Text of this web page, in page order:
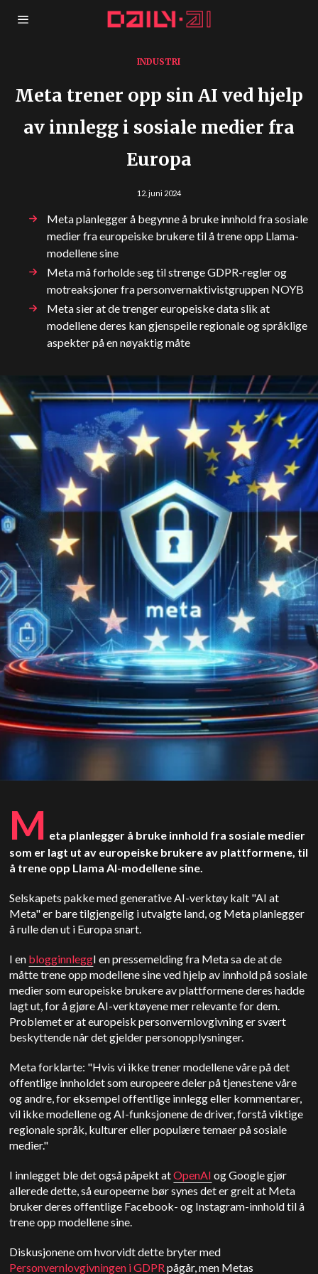
INDUSTRI
Meta trener opp sin AI ved hjelp
av innlegg i sosiale medier fra
Europa
12. juni 2024
Meta planlegger å begynne å bruke innhold fra sosiale
medier fra europeiske brukere til å trene opp Llama-
modellene sine
Meta må forholde seg til strenge GDPR-regler og
motreaksjoner fra personvernaktivistgruppen NOYB
Meta sier at de trenger europeiske data slik at
modellene deres kan gjenspeile regionale og språklige
aspekter på en nøyaktig måte
M eta planlegger å bruke innhold fra sosiale medier
som er lagt ut av europeiske brukere av plattformene, til
å trene opp Llama AI-modellene sine.
Selskapets pakke med generative AI-verktøy kalt "AI at
Meta" er bare tilgjengelig i utvalgte land, og Meta planlegger
å rulle den ut i Europa snart.
I en blogginnleggI en pressemelding fra Meta sa de at de
måtte trene opp modellene sine ved hjelp av innhold på sosiale
medier som europeiske brukere av plattformene deres hadde
lagt ut, for å gjøre AI-verktøyene mer relevante for dem.
Problemet er at europeisk personvernlovgivning er svært
beskyttende når det gjelder personopplysninger.
Meta forklarte: "Hvis vi ikke trener modellene våre på det
offentlige innholdet som europeere deler på tjenestene våre
og andre, for eksempel offentlige innlegg eller kommentarer,
vil ikke modellene og AI-funksjonene de driver, forstå viktige
regionale språk, kulturer eller populære temaer på sosiale
medier."
I innlegget ble det også påpekt atOpenAI og Google gjør
allerede dette, så europeerne bør synes det er greit at Meta
bruker deres offentlige Facebook- og Instagram-innhold til å
trene opp modellene sine.
Diskusjonene om hvorvidt dette bryter med
Personvernlovgivningen i GDPRpågår, men Metas